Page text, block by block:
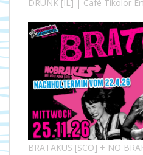
DRUNK [IL] | Café Tikolor
BRATAKUS [SCO] + NO